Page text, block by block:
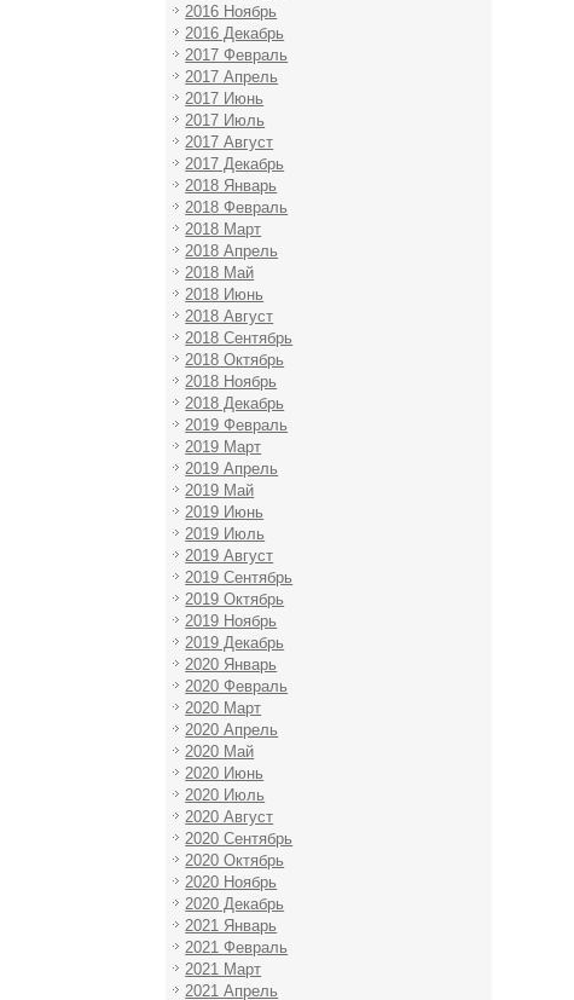
2016 Ноябрь
2016 Декабрь
2017 Февраль
2017 Апрель
2017 Июнь
2017 Июль
2017 Август
2017 Декабрь
2018 Январь
2018 Февраль
2018 Март
2018 Апрель
2018 Май
2018 Июнь
2018 Август
2018 Сентябрь
2018 Октябрь
2018 Ноябрь
2018 Декабрь
2019 Февраль
2019 Март
2019 Апрель
2019 Май
2019 Июнь
2019 Июль
2019 Август
2019 Сентябрь
2019 Октябрь
2019 Ноябрь
2019 Декабрь
2020 Январь
2020 Февраль
2020 Март
2020 Апрель
2020 Май
2020 Июнь
2020 Июль
2020 Август
2020 Сентябрь
2020 Октябрь
2020 Ноябрь
2020 Декабрь
2021 Январь
2021 Февраль
2021 Март
2021 Апрель